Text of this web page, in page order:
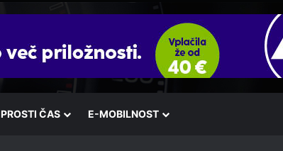
PROSTI ČAS E-MOBILNOST